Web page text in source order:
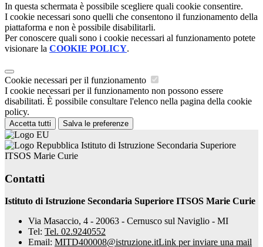
In questa schermata è possibile scegliere quali cookie consentire.
I cookie necessari sono quelli che consentono il funzionamento della
piattaforma e non è possibile disabilitarli.
Per conoscere quali sono i cookie necessari al funzionamento potete
visionare la COOKIE POLICY.
Cookie necessari per il funzionamento
I cookie necessari per il funzionamento non possono essere
disabilitati. È possibile consultare l'elenco nella pagina della cookie
policy.
Accetta tutti Salva le preferenze
Istituto di Istruzione Secondaria Superiore
ITSOS Marie Curie
Contatti
Istituto di Istruzione Secondaria Superiore ITSOS Marie Curie
Via Masaccio, 4 - 20063 - Cernusco sul Naviglio - MI
Tel: Tel. 02.9240552
Email: MITD400008@istruzione.itLink per inviare una mail